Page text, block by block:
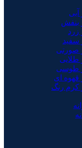
آبی
بنفش
زرد
سفید
صورتی
طلایی
طوسی
قهوه ای
کرم رنگ